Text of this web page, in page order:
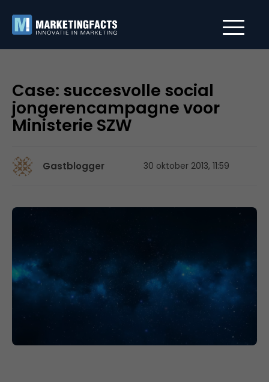
Case: succesvolle social
jongerencampagne voor
Ministerie SZW
Gastblogger 30 oktober 2013, 11:59